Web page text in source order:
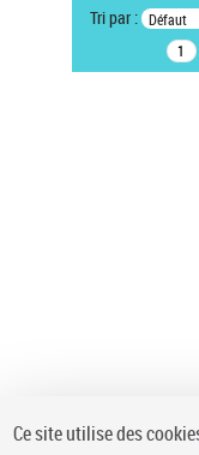
Statut de la notice
Notice
Type de notice
Tri par : Défaut
Ce site utilise des